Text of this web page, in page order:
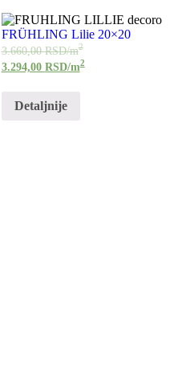
FRÜHLING Lilie 20×20
3.660,00RSD/m2
3.294,00 RSD/m2
Detaljnije